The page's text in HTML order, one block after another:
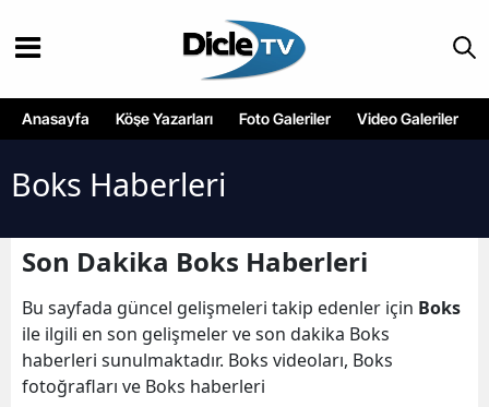
Anasayfa Köşe Yazarları Foto Galeriler Video Galeriler
Boks Haberleri
Son Dakika Boks Haberleri
Bu sayfada güncel gelişmeleri takip edenler için Boks
ile ilgili en son gelişmeler ve son dakika Boks
haberleri sunulmaktadır. Boks videoları, Boks
fotoğrafları ve Boks haberleri